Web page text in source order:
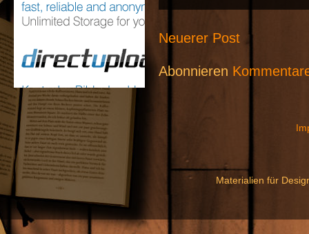
Neuerer Post
Abonnieren
Materialien für